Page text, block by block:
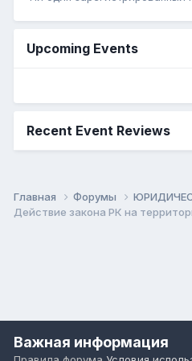
Upcoming Events
Recent Event Reviews
Главная Форумы
Действие закона РК на
Важная информация